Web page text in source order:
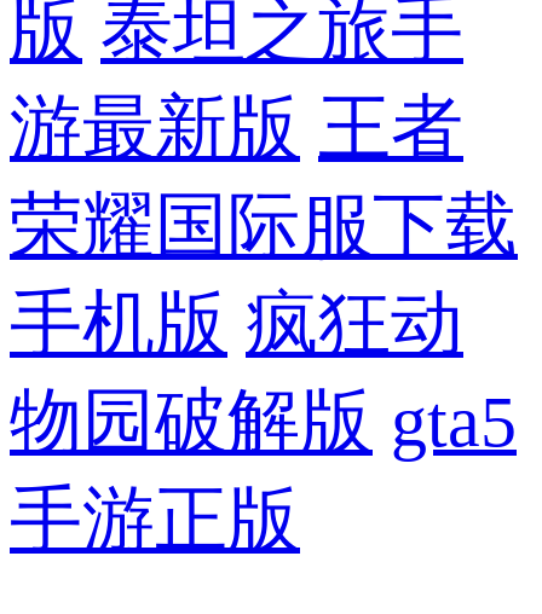
版 泰坦之旅手
游最新版 王者
荣耀国际服下载
手机版 疯狂动
物园破解版 gta5
手游正版